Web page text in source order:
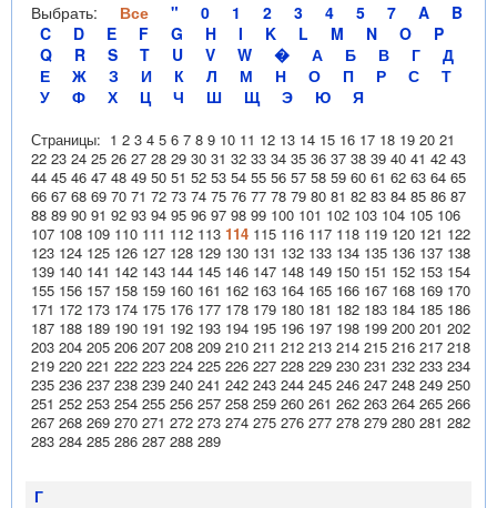
Выбрать: Все " 0 1 2 3 4 5 7 A
B
C
D E F G H I K L M N O
P
Q
R S T U V W � А Б В Г
Д
Е
Ж З И К Л М Н О П Р С
Т
У
Ф Х Ц Ч Ш Щ Э Ю Я
Страницы: 1 2 3 4 5 6 7 8 9 10 11 12 13 14 15 16 17 18 19 20 21
22 23 24 25 26 27 28 29 30 31 32 33 34 35 36 37 38 39 40 41 42 43
44 45 46 47 48 49 50 51 52 53 54 55 56 57 58 59 60 61 62 63 64 65
66 67 68 69 70 71 72 73 74 75 76 77 78 79 80 81 82 83 84 85 86 87
88 89 90 91 92 93 94 95 96 97 98 99 100 101 102 103 104 105 106
107 108 109 110 111 112 113 114 115 116 117 118 119 120 121 122
123 124 125 126 127 128 129 130 131 132 133 134 135 136 137 138
139 140 141 142 143 144 145 146 147 148 149 150 151 152 153 154
155 156 157 158 159 160 161 162 163 164 165 166 167 168 169 170
171 172 173 174 175 176 177 178 179 180 181 182 183 184 185 186
187 188 189 190 191 192 193 194 195 196 197 198 199 200 201 202
203 204 205 206 207 208 209 210 211 212 213 214 215 216 217 218
219 220 221 222 223 224 225 226 227 228 229 230 231 232 233 234
235 236 237 238 239 240 241 242 243 244 245 246 247 248 249 250
251 252 253 254 255 256 257 258 259 260 261 262 263 264 265 266
267 268 269 270 271 272 273 274 275 276 277 278 279 280 281 282
283 284 285 286 287 288 289
Г